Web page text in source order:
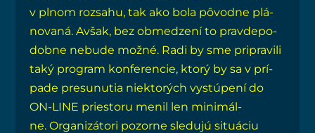
v plnom roz­sa­hu, tak ako bola pôvod­ne plá­
no­va­ná. Avšak, bez obme­dze­ní to prav­de­po­
dob­ne nebu­de mož­né. Radi by sme pri­pra­vi­li
taký prog­ram kon­fe­ren­cie, kto­rý by sa v prí­
pa­de pre­su­nu­tia nie­kto­rých vystú­pe­ní do
ON-LINE pries­to­ru menil len mini­mál­
ne. Orga­ni­zá­to­ri pozor­ne sle­du­jú situ­áciu